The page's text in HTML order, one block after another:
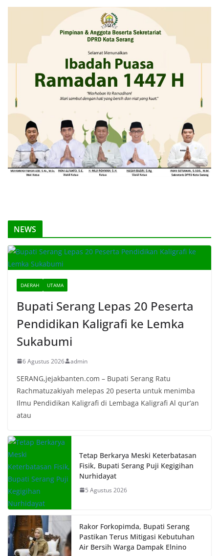
NEWS
DAERAH UTAMA
Bupati Serang Lepas 20 Peserta
Pendidikan Kaligrafi ke Lemka
Sukabumi
6 Agustus 2026 admin
SERANG,jejakbanten.com – Bupati Serang Ratu
Rachmatuzakiyah melepas 20 peserta untuk menimba
Ilmu Pendidikan Kaligrafi di Lembaga Kaligrafi Al qur’an
atau
Tetap Berkarya Meski Keterbatasan
Fisik, Bupati Serang Puji Kegigihan
Nurhidayat
5 Agustus 2026
Rakor Forkopimda, Bupati Serang
Pastikan Terus Mitigasi Kebutuhan
Air Bersih Warga Dampak Elnino